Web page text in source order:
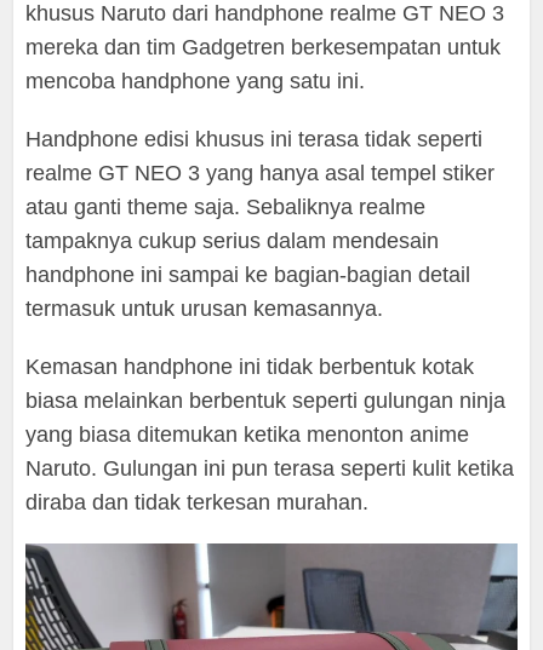
khusus Naruto dari handphone realme GT NEO 3
mereka dan tim Gadgetren berkesempatan untuk
mencoba handphone yang satu ini.
Handphone edisi khusus ini terasa tidak seperti
realme GT NEO 3 yang hanya asal tempel stiker
atau ganti theme saja. Sebaliknya realme
tampaknya cukup serius dalam mendesain
handphone ini sampai ke bagian-bagian detail
termasuk untuk urusan kemasannya.
Kemasan handphone ini tidak berbentuk kotak
biasa melainkan berbentuk seperti gulungan ninja
yang biasa ditemukan ketika menonton anime
Naruto. Gulungan ini pun terasa seperti kulit ketika
diraba dan tidak terkesan murahan.